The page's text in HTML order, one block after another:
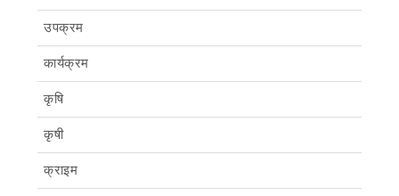
उपक्रम
कार्यक्रम
कृषि
कृषी
क्राइम